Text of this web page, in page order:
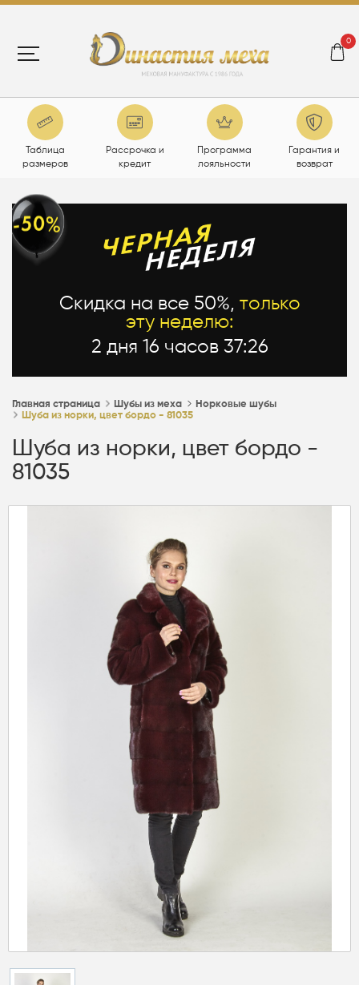
0
Таблица
размеров
Рассрочка и
кредит
Программа
лояльности
Гарантия и
возврат
Скидка на все 50%, только
эту неделю:
2 дня 16 часов 37:26
Главная страница Шубы из меха
Норковые шубы
Шуба из норки, цвет бордо - 81035
Шуба из норки, цвет бордо -
81035